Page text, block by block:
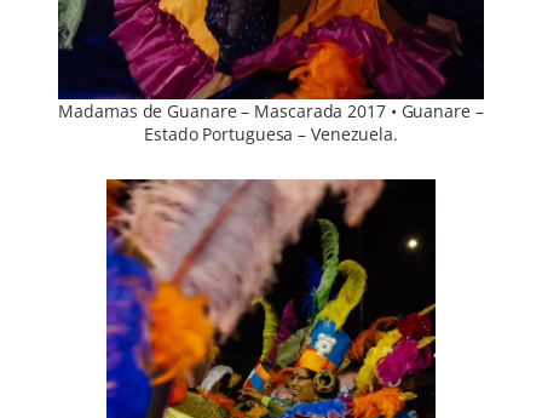
Madamas de Guanare – Mascarada 2017 • Guanare –
Estado Portuguesa – Venezuela.